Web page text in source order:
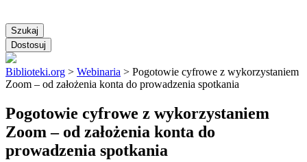
Szukaj
Dostosuj
Biblioteki.org > Webinaria > Pogotowie cyfrowe z wykorzystaniem
Zoom – od założenia konta do prowadzenia spotkania
Pogotowie cyfrowe z wykorzystaniem
Zoom – od założenia konta do
prowadzenia spotkania